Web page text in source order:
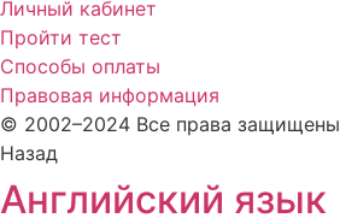
Личный кабинет
Пройти тест
Способы оплаты
Правовая информация
© 2002–2024 Все права защищены
Назад
Английский язык